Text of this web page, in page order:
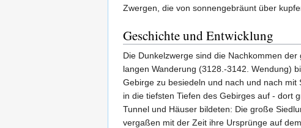
Zwergen, die von sonnengebräunt über
Geschichte und Entwicklung
Die Dunkelzwerge sind die Nachkommen der
langen Wanderung (3128.-3142. Wendung)
Gebirge zu besiedeln und nach und nach
in die tiefsten Tiefen des Gebirges auf - dort
Tunnel und Häuser bildeten: Die große
vergaßen mit der Zeit ihre Ursprünge auf